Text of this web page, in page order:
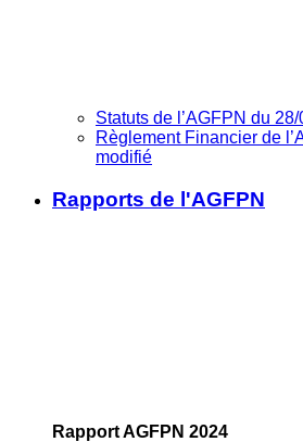
Statuts de l’AGFPN du
Règlement Financier de
modifié
Rapports de l'AGFPN
Rapport AGFPN 2024